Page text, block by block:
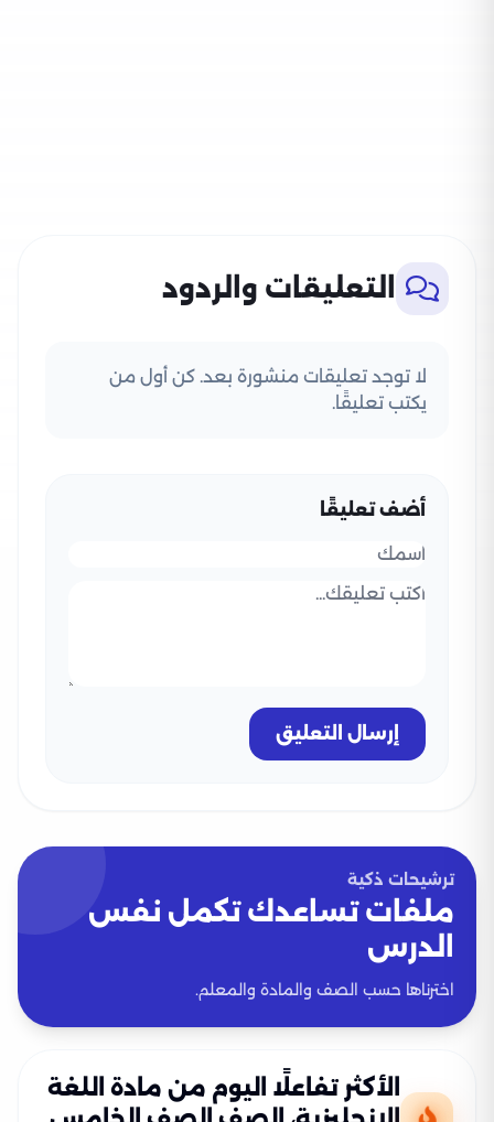
التعليقات والردود
لا توجد تعليقات منشورة بعد. كن أول من
يكتب تعليقًا.
أضف تعليقًا
إرسال التعليق
ترشيحات ذكية
ملفات تساعدك تكمل نفس
الدرس
اخترناها حسب الصف والمادة والمعلم.
الأكثر تفاعلًا اليوم من مادة اللغة